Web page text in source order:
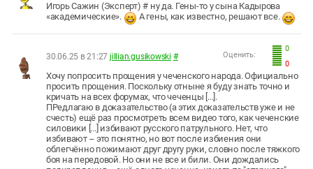
Игорь Сажин (Эксперт) # ну да. Гены-то у сына Кадырова
«академические».
А гены, как известно, решают все.
0
0
Оценить:
30.06.25 в 21:27 jillian.gusikowski #
Хочу попросить прощения у чеченского народа. Официально
просить прощения. Поскольку отныне я буду знать точно и
кричать на всех форумах, что чеченцы [...].
ПРедлагаю в доказательство (а этих доказательств уже и не
счесть) ещё раз просмотреть всем видео того, как чеченские
силовики [...] избивают русского патрульного. Нет, что
избивают -- это понятно, но вот после избиения они
облегчённо пожимают друг другу руки, словно после тяжкого
боя на передовой. Но они не все и били. Они дождались